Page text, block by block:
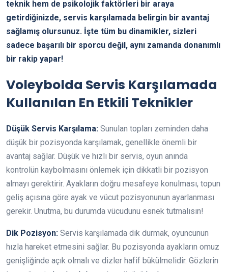
teknik hem de psikolojik faktörleri bir araya
getirdiğinizde, servis karşılamada belirgin bir avantaj
sağlamış olursunuz. İşte tüm bu dinamikler, sizleri
sadece başarılı bir sporcu değil, aynı zamanda donanımlı
bir rakip yapar!
Voleybolda Servis Karşılamada
Kullanılan En Etkili Teknikler
Düşük Servis Karşılama: Sunulan topları zeminden daha
düşük bir pozisyonda karşılamak, genellikle önemli bir
avantaj sağlar. Düşük ve hızlı bir servis, oyun anında
kontrolün kaybolmasını önlemek için dikkatli bir pozisyon
almayı gerektirir. Ayakların doğru mesafeye konulması, topun
geliş açısına göre ayak ve vücut pozisyonunun ayarlanması
gerekir. Unutma, bu durumda vücudunu esnek tutmalısın!
Dik Pozisyon: Servis karşılamada dik durmak, oyuncunun
hızla hareket etmesini sağlar. Bu pozisyonda ayakların omuz
genişliğinde açık olmalı ve dizler hafif bükülmelidir. Gözlerin